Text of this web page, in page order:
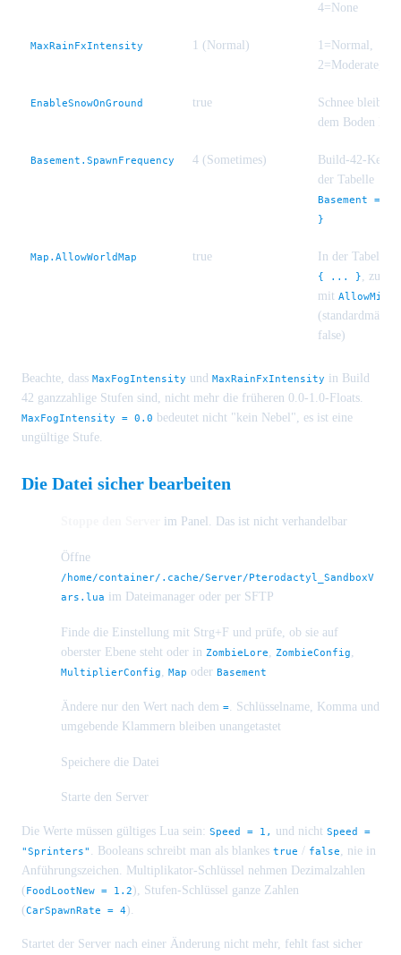
4=None
MaxRainFxIntensity 1 (Normal)
1=Normal,
2=Moderate,
EnableSnowOnGround true
Schnee bleibt
dem Boden
Basement.SpawnFrequency 4 (Sometimes)
Build-42-
der Tabelle
Basement =
}
Map.AllowWorldMap true In der Tabelle
{ ... },
mit
(standardmäßig
false)
Beachte, dass MaxFogIntensity und MaxRainFxIntensity in Build
42 ganzzahlige Stufen sind, nicht mehr die früheren 0.0-1.0-Floats.
MaxFogIntensity = 0.0 bedeutet nicht "kein Nebel", es ist eine
ungültige Stufe.
Die Datei sicher bearbeiten
im Panel. Das ist nicht verhandelbar
Öffne
/home/container/.cache/Server/Pterodactyl_SandboxV
ars.lua im Dateimanager oder per SFTP
Finde die Einstellung mit Strg+F und prüfe, ob sie auf
oberster Ebene steht oder in ZombieLore ZombieConfig
MultiplierConfig Map oder Basement
Ändere nur den Wert nach dem =. Schlüsselname, Komma und
umgebende Klammern bleiben unangetastet
Speichere die Datei
Starte den Server
Die Werte müssen gültiges Lua sein: Speed = 1, und nicht Speed =
"Sprinters" . Booleans schreibt man als blankes true / false, nie in
Anführungszeichen. Multiplikator-Schlüssel nehmen Dezimalzahlen
(FoodLootNew = 1.2), Stufen-Schlüssel ganze Zahlen
(CarSpawnRate = 4).
Startet der Server nach einer Änderung nicht mehr, fehlt fast sicher